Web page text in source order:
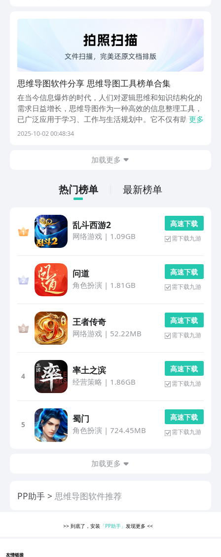
思维导图软件分享 思维导图工具榜单合集
在当今信息爆炸的时代，人们对逻辑思维和知识结构化的
需求日益增长，思维导图作为一种高效的信息整理工具，
已广泛应用于学习、工作与生活规划中。它不仅有助于梳
理复杂知识点，还能辅助制定计划、提升记忆效率。为了
更多
2025-10-02 00:48:34
加载更多
热门榜单 最新榜单
乱斗西游2
网络游戏| 1.09GB
高 速 下 载
需下载九游
问道
角色扮演 | 1.81GB
高 速 下 载
需下载九游
王者传奇
网络游戏| 52.22MB
高 速 下 载
需下载九游
4
率土之滨
经营策略 | 1.86GB
高 速 下 载
需下载九游
5
蜀门
角色扮演 | 724.45MB
高 速 下 载
需下载九游
加载更多
PP助手 思维导图软件推荐
>> 到底了，安装 「PP助手」 发现更多<<
友情链接